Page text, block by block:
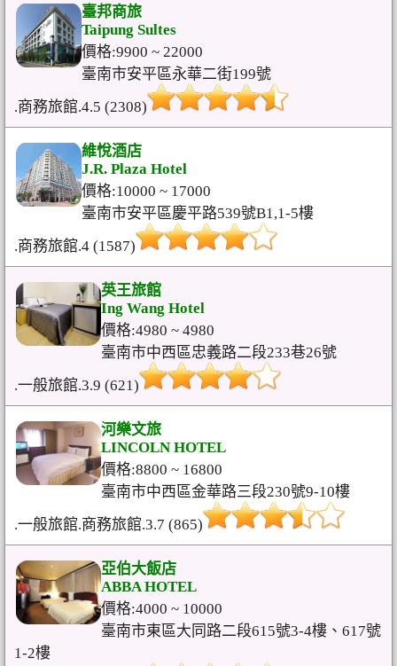
臺邦商旅
Taipung Sultes
價格:9900 ~ 22000
臺南市安平區永華二街199號
.商務旅館.4.5 (2308)
維悅酒店
J.R. Plaza Hotel
價格:10000 ~ 17000
臺南市安平區慶平路539號B1,1-5樓
.商務旅館.4 (1587)
英王旅館
Ing Wang Hotel
價格:4980 ~ 4980
臺南市中西區忠義路二段233巷26號
.一般旅館.3.9 (621)
河樂文旅
LINCOLN HOTEL
價格:8800 ~ 16800
臺南市中西區金華路三段230號9-10樓
.一般旅館.商務旅館.3.7 (865)
亞伯大飯店
ABBA HOTEL
價格:4000 ~ 10000
臺南市東區大同路二段615號3-4樓、617號
1-2樓